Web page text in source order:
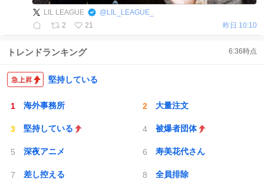
LIL LEAGUE @ LIL_LEAGUE_
2
21 昨日 10:10
トレンドランキング 6:36時点
堅持している
海外事務所 大量注文
堅持している 被爆者団体
深夜アニメ 寿美花代さん
差し控える 全員排除